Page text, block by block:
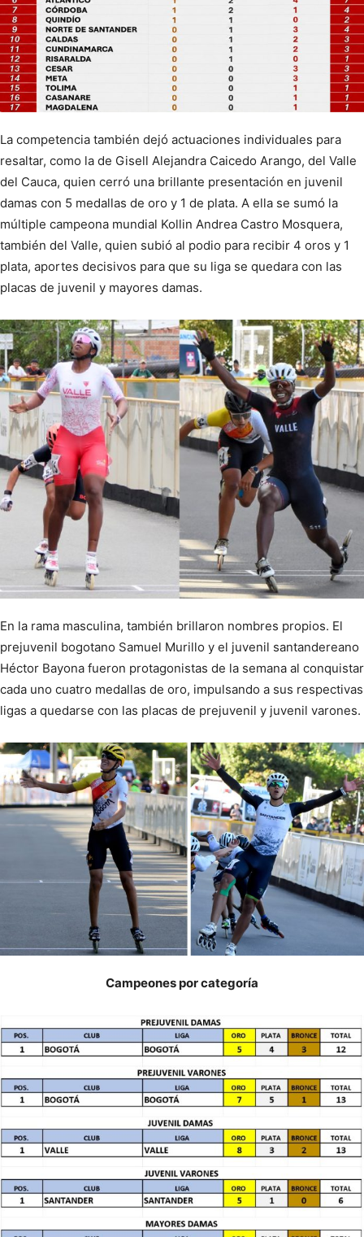
La competencia también dejó actuaciones individuales para
resaltar, como la de Gisell Alejandra Caicedo Arango, del Valle
del Cauca, quien cerró una brillante presentación en juvenil
damas con 5 medallas de oro y 1 de plata. A ella se sumó la
múltiple campeona mundial Kollin Andrea Castro Mosquera,
también del Valle, quien subió al podio para recibir 4 oros y 1
plata, aportes decisivos para que su liga se quedara con las
placas de juvenil y mayores damas.
En la rama masculina, también brillaron nombres propios. El
prejuvenil bogotano Samuel Murillo y el juvenil santandereano
Héctor Bayona fueron protagonistas de la semana al conquistar
cada uno cuatro medallas de oro, impulsando a sus respectivas
ligas a quedarse con las placas de prejuvenil y juvenil varones.
Campeones por categoría